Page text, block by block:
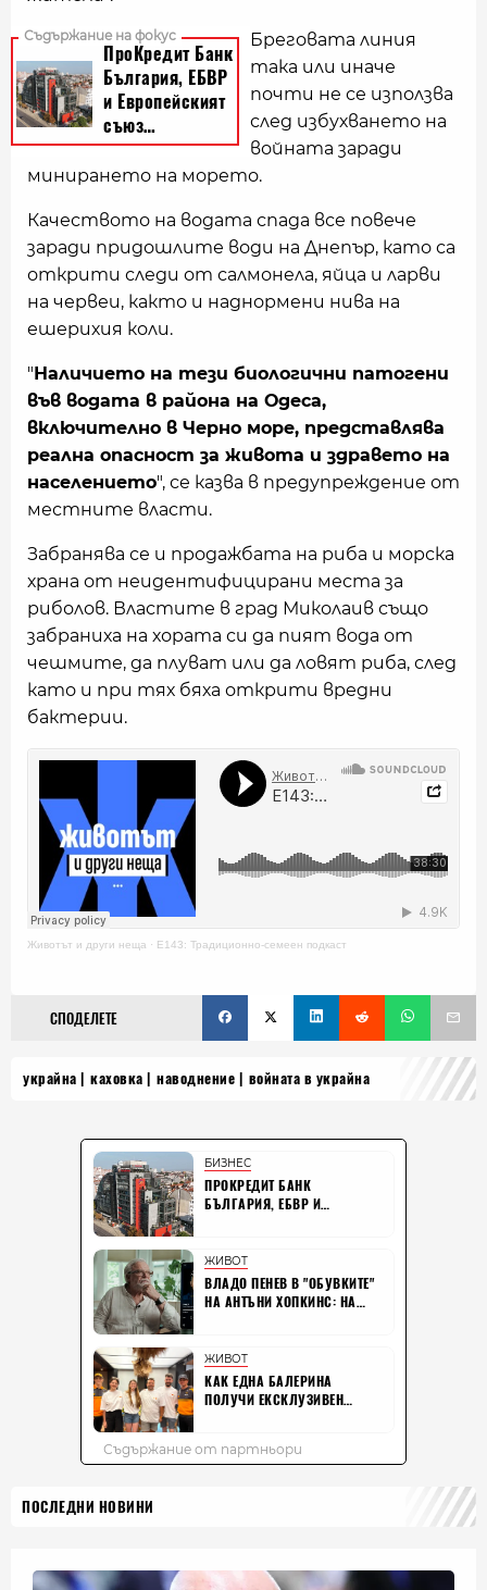
Бреговата линия
така или иначе
почти не се използва
след избухването на
войната заради
минирането на морето.
Качеството на водата спада все повече
заради придошлите води на Днепър, като са
открити следи от салмонела, яйца и ларви
на червеи, както и наднормени нива на
ешерихия коли.
"Наличието на тези биологични патогени
във водата в района на Одеса,
включително в Черно море, представлява
реална опасност за живота и здравето на
населението", се казва в предупреждение от
местните власти.
Забранява се и продажбата на риба и морска
храна от неидентифицирани места за
риболов. Властите в град Миколаив също
забраниха на хората си да пият вода от
чешмите, да плуват или да ловят риба, след
като и при тях бяха открити вредни
бактерии.
Животът и други неща · Е143: Традиционно-семеен подкаст
СПОДЕЛЕТЕ
украйна каховка наводнение войната в украйна
ПОСЛЕДНИ НОВИНИ